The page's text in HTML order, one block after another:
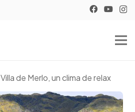
Villa de Merlo, un clima de relax